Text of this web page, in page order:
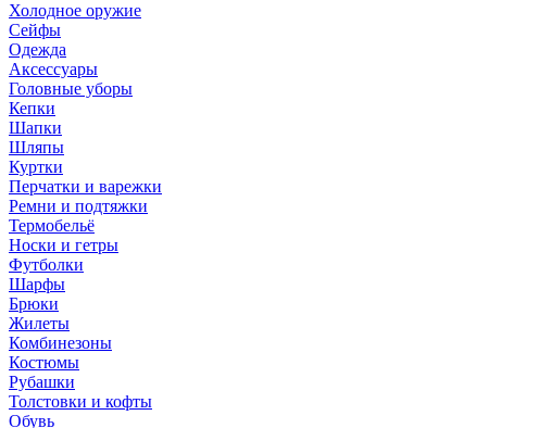
Холодное оружие
Сейфы
Одежда
Аксессуары
Головные уборы
Кепки
Шапки
Шляпы
Куртки
Перчатки и варежки
Ремни и подтяжки
Термобельё
Носки и гетры
Футболки
Шарфы
Брюки
Жилеты
Комбинезоны
Костюмы
Рубашки
Толстовки и кофты
Обувь